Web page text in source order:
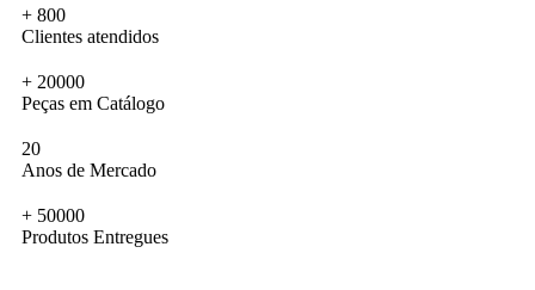
+ 800
Clientes atendidos
+ 20000
Peças em Catálogo
20
Anos de Mercado
+ 50000
Produtos Entregues